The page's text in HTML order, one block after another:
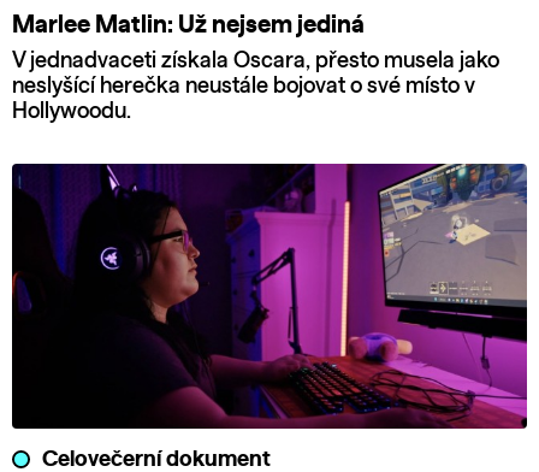
Marlee Matlin: Už nejsem jediná
V jednadvaceti získala Oscara, přesto musela jako
neslyšící herečka neustále bojovat o své místo v
Hollywoodu.
Celovečerní dokument